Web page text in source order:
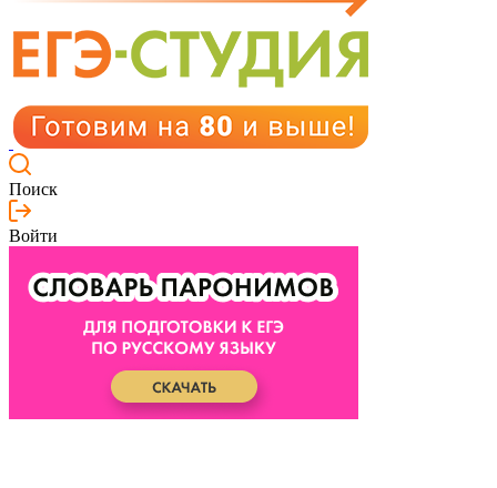
Поиск
Войти